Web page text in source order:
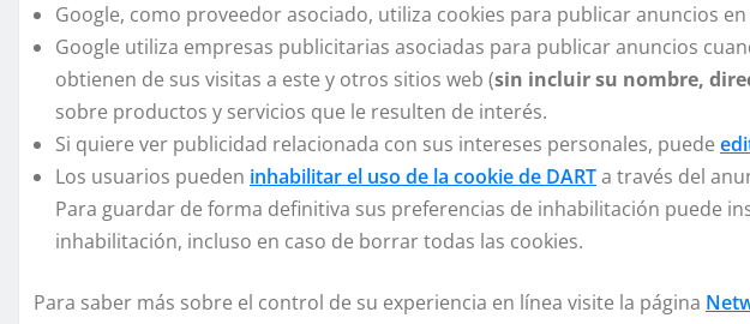
Google, como proveedor asociado, utiliza cookies para publicar anuncios
Google utiliza empresas publicitarias asociadas para publicar anuncios
obtienen de sus visitas a este y otros sitios web (sin incluir su nombre,
sobre productos y servicios que le resulten de interés.
Si quiere ver publicidad relacionada con sus intereses personales, puede
Los usuarios pueden inhabilitar el uso de la cookie de DARTa través del
Para guardar de forma definitiva sus preferencias de inhabilitación puede
inhabilitación, incluso en caso de borrar todas las cookies.
Para saber más sobre el control de su experiencia en línea visite la página